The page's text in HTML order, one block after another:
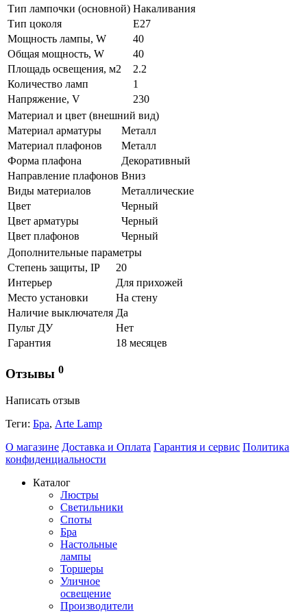
Тип лампочки (основной) Накаливания
Тип цоколя
E27
Мощность лампы, W
40
Общая мощность, W
40
Площадь освещения, м2
2.2
Количество ламп
1
Напряжение, V
230
Материал и цвет (внешний вид)
Материал арматуры
Металл
Материал плафонов
Металл
Форма плафона
Декоративный
Направление плафонов Вниз
Виды материалов
Металлические
Цвет
Черный
Цвет арматуры
Черный
Цвет плафонов
Черный
Дополнительные параметры
Степень защиты, IP
20
Интерьер
Для прихожей
Место установки
На стену
Наличие выключателя Да
Пульт ДУ
Нет
Гарантия
18 месяцев
Отзывы 0
Написать отзыв
Теги: Бра, Arte Lamp
О магазине Доставка и Оплата Гарантия и сервис Политика
конфиденциальности
Каталог
Люстры
Светильники
Споты
Бра
Настольные
лампы
Торшеры
Уличное
освещение
Производители